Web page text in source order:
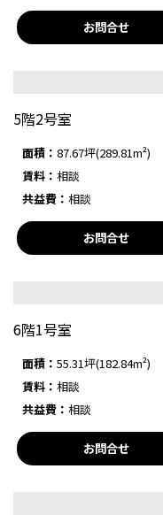
お問合せ
5階2号室
面積： 87.67坪(289.81m²)
賃料： 相談
共益費： 相談
お問合せ
6階1号室
面積： 55.31坪(182.84m²)
賃料： 相談
共益費： 相談
お問合せ